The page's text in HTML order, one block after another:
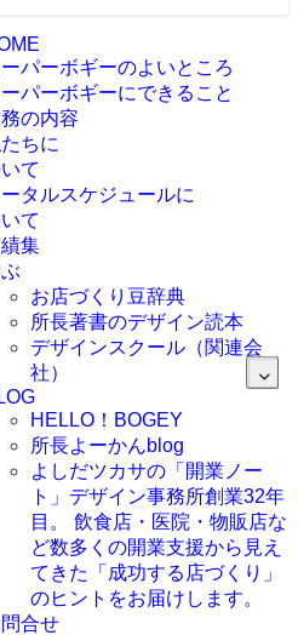
パーボギーのよいところ
パーボギーにできること
の内容
ちに
て
ータルスケジュールに
て
集
お店づくり豆辞典
所長著書のデザイン読本
デザインスクール（関連会
社）
HELLO！BOGEY
所長よーかんblog
よしだツカサの「開業ノー
ト」 デザイン事務所創業32年
目。 飲食店・医院・物販店な
ど数多くの開業支援から見え
てきた「成功する店づくり」
のヒントをお届けします。
合せ